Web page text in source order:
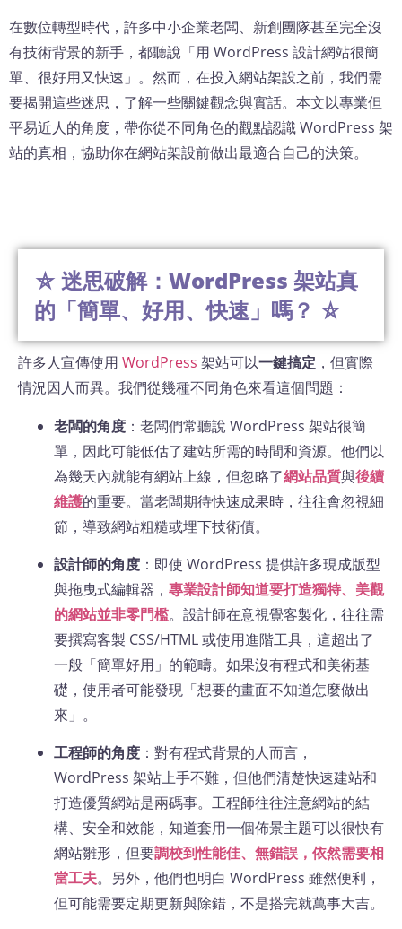
在數位轉型時代，許多中小企業老闆、新創團隊甚至完全沒
有技術背景的新手，都聽說「用 WordPress 設計網站很簡
單、很好用又快速」。然而，在投入網站架設之前，我們需
要揭開這些迷思，了解一些關鍵觀念與實話。本文以專業但
平易近人的角度，帶你從不同角色的觀點認識 WordPress 架
站的真相，協助你在網站架設前做出最適合自己的決策。
⛤ 迷思破解：WordPress 架站真
的「簡單、好用、快速」嗎？ ⛤
許多人宣傳使用 WordPress 架站可以一鍵搞定 ，但實際
情況因人而異。我們從幾種不同角色來看這個問題：
老闆的角度 ：老闆們常聽說 WordPress 架站很簡
單，因此可能低估了建站所需的時間和資源。他們以
為幾天內就能有網站上線，但忽略了網站品質與後續
維護的重要​。當老闆期待快速成果時，往往會忽視細
節，導致網站粗糙或埋下技術債。
設計師的角度 ：即使 WordPress 提供許多現成版型
與拖曳式編輯器， 專業設計師知道要打造獨特、美觀
的網站並非零門檻。設計師在意視覺客製化，往往需
要撰寫客製 CSS/HTML 或使用進階工具，這超出了
一般「簡單好用」的範疇。如果沒有程式和美術基
礎，使用者可能發現「想要的畫面不知道怎麼做出
來」​。
工程師的角度 ：對有程式背景的人而言，
WordPress 架站上手不難，但他們清楚快速建站和
打造優質網站是兩碼事。工程師往往注意網站的結
構、安全和效能，知道套用一個佈景主題可以很快有
網站雛形，但要調校到性能佳、無錯誤，依然需要相
當工夫。另外，他們也明白 WordPress 雖然便利，
但可能需要定期更新與除錯，不是搭完就萬事大吉。